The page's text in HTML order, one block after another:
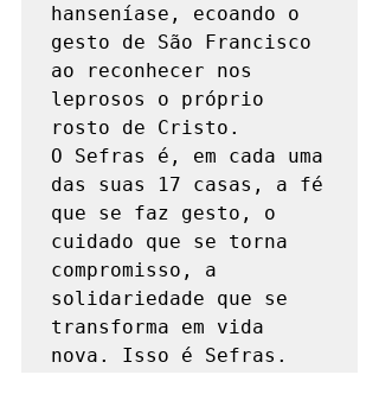
hanseníase, ecoando o
gesto de São Francisco
ao reconhecer nos
leprosos o próprio
rosto de Cristo.
O Sefras é, em cada uma
das suas 17 casas, a fé
que se faz gesto, o
cuidado que se torna
compromisso, a
solidariedade que se
transforma em vida
nova. Isso é Sefras.